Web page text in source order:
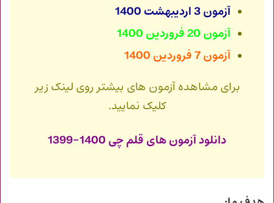
آزمون 3 اردیبهشت 1400
آزمون 20 فروردین 1400
آزمون 7 فروردین 1400
برای مشاهده آزمون های بیشتر روی لینک زیر
کلیک نمایید.
دانلود آزمون های قلم چی 1400-1399